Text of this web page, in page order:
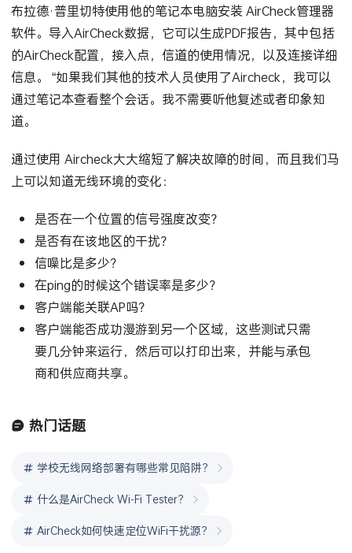
布拉德·普里切特使用他的笔记本电脑安装 AirCheck管理器
软件。导入AirCheck数据，它可以生成PDF报告，其中包括
的AirCheck配置，接入点，信道的使用情况，以及连接详细
信息。 “如果我们其他的技术人员使用了Aircheck，我可以
通过笔记本查看整个会话。我不需要听他复述或者印象知
道。
通过使用 Aircheck大大缩短了解决故障的时间，而且我们马
上可以知道无线环境的变化：
是否在一个位置的信号强度改变？
是否有在该地区的干扰？
信噪比是多少？
在ping的时候这个错误率是多少？
客户端能关联AP吗？
客户端能否成功漫游到另一个区域，这些测试只需
要几分钟来运行，然后可以打印出来，并能与承包
商和供应商共享。
热门话题
学校无线网络部署有哪些常见陷阱？
什么是AirCheck Wi-Fi Tester？
AirCheck如何快速定位WiFi干扰源？